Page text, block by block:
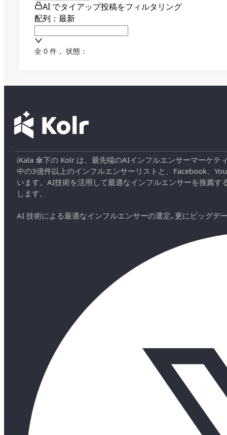
AI でタイアップ投稿をフィルタリング
配列：最新
全 0 件 ， 状態：
iKala 傘下の Kolr は、最先端のAIインフルエンサーマーケ
中の3億件以上のインフルエンサーリストと、Facebook、
います。AI技術を活用して最適なインフルエンサーを推薦
します。
AI 技術による最適なインフルエンサーの選定｡更にビッグデ